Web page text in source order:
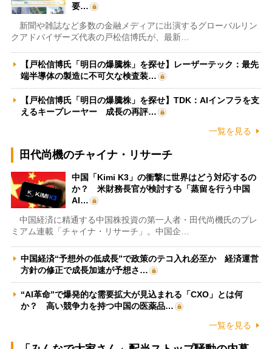
要…
新聞や雑誌など多数の金融メディアに出演するグローバルリン
クアドバイザーズ代表の戸松信博氏が、最新…
【戸松信博氏「明日の爆騰株」を探せ】レーザーテック：最先
端半導体の製造に不可欠な検査装…
【戸松信博氏「明日の爆騰株」を探せ】TDK：AIインフラを支
えるキープレーヤー 成長の再評…
一覧を見る
田代尚機のチャイナ・リサーチ
中国「Kimi K3」の衝撃に世界はどう対応するの
か？ 米財務長官が検討する「蒸留を行う中国
AI…
中国経済に精通する中国株投資の第一人者・田代尚機氏のプレ
ミアム連載「チャイナ・リサーチ」。中国企…
中国経済“予想外の低成長”で政策のテコ入れ必至か 経済運営
方針の修正で成長加速が予想さ…
“AI革命”で爆発的な需要拡大が見込まれる「CXO」とは何
か？ 高い競争力を持つ中国の医薬品…
一覧を見る